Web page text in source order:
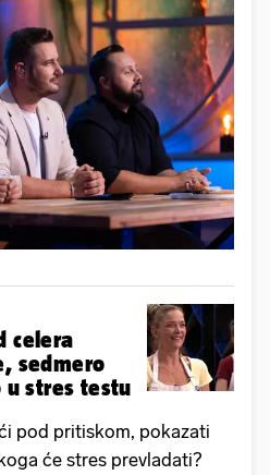
celera
sedmero
stres testu
pod pritiskom, pokazati
će stres prevladati?